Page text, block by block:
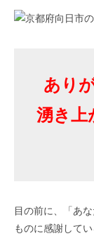
あり
湧き上
目の前に、「あ
ものに感謝して